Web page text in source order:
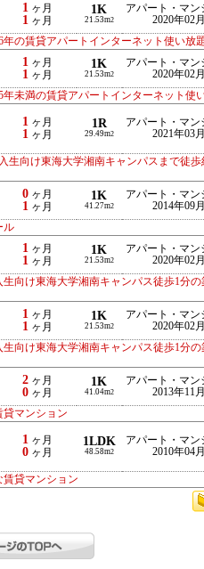
1 ヶ月
1 ヶ月
1K
21.53m2
アパート・マン
2020年02月
の賃貸アパートインターネット使い放題
1 ヶ月
1 ヶ月
1K
21.53m2
アパート・マン
2020年02月
未満の賃貸アパートインターネット使
1 ヶ月
1 ヶ月
1R
29.49m2
アパート・マン
2021年03月
向け東海大学湘南キャンパスまで徒
0ヶ月
1 ヶ月
1K
41.27m2
アパート・マン
2014年09月
ル
1 ヶ月
1 ヶ月
1K
21.53m2
アパート・マン
2020年02月
向け東海大学湘南キャンパス徒歩1分の
1 ヶ月
1 ヶ月
1K
21.53m2
アパート・マン
2020年02月
向け東海大学湘南キャンパス徒歩1分の
2ヶ月
0ヶ月
1K
41.04m2
アパート・マン
2013年11月
マンション
1 ヶ月
0ヶ月
1LDK
48.58m2
アパート・マン
2010年04月
貸マンション